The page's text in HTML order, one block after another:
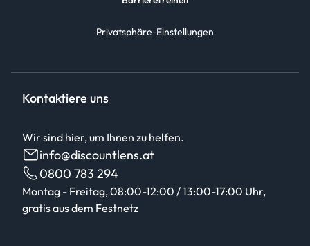
Privatsphäre-Einstellungen
Kontaktiere uns
Wir sind hier, um Ihnen zu helfen.
info@discountlens.at
0800 783 294
Montag - Freitag, 08:00-12:00 / 13:00-17:00 Uhr,
gratis aus dem Festnetz